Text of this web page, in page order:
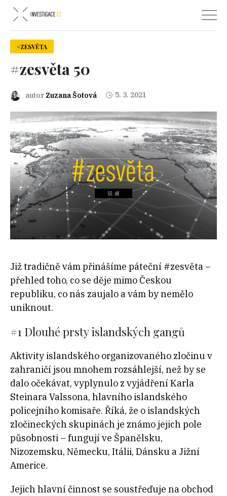
#ZESVĚTA
#zesvěta 50
autor Zuzana Šotová 5. 3. 2021
Již tradičně vám přinášíme páteční #zesvěta –
přehled toho, co se děje mimo Českou
republiku, co nás zaujalo a vám by nemělo
uniknout.
#1 Dlouhé prsty islandských gangů
Aktivity islandského organizovaného zločinu v
zahraničí jsou mnohem rozsáhlejší, než by se
dalo očekávat, vyplynulo z vyjádření Karla
Steinara Valssona, hlavního islandského
policejního komisaře. Říká, že o islandských
zločineckých skupinách je známo jejich pole
působnosti – fungují ve Španělsku,
Nizozemsku, Německu, Itálii, Dánsku a Jižní
Americe.
Jejich hlavní činnost se soustřeďuje na obchod